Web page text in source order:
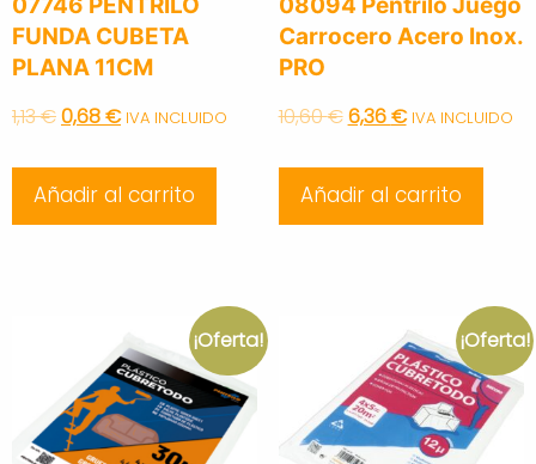
07746 PENTRILO
FUNDA CUBETA
PLANA 11CM
1,13€Original
was:
0,68€Current
is:
IVA INCLUIDO
Añadir al carrito
08094 Pentrilo Juego
Carrocero Acero Inox.
PRO
10,60€Original
was:
6,36€Current
is:
IVA INCLUIDO
Añadir al carrito
¡Oferta! ¡Oferta!